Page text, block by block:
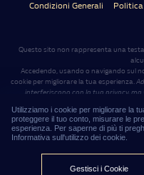
Condizioni Generali Politica
Questo sito non rappresenta una
Accedendo, usando o navigando sul
cookie per migliorare la tua esperienza.
interferiscono con la tua privacy, ma
come usiamo i cookie e
Il sitowww.williamhillnews.itè gestito da
Sliema (Malta), Level 7,
16:28:51©2026 –
Utilizziamo i cookie per migliorare la
proteggere il tuo conto, misurare le
esperienza. Per saperne di più ti
Informativa sull'utilizzo dei cookie.
Gestisci i Cookie